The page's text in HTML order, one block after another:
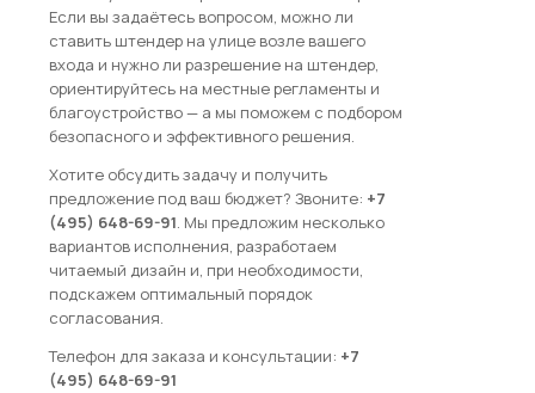
Если вы задаётесь вопросом, можно ли
ставить штендер на улице возле вашего
входа и нужно ли разрешение на штендер,
ориентируйтесь на местные регламенты и
благоустройство — а мы поможем с подбором
безопасного и эффективного решения.
Хотите обсудить задачу и получить
предложение под ваш бюджет? Звоните: +7
(495) 648-69-91. Мы предложим несколько
вариантов исполнения, разработаем
читаемый дизайн и, при необходимости,
подскажем оптимальный порядок
согласования.
Телефон для заказа и консультации: +7
(495) 648-69-91